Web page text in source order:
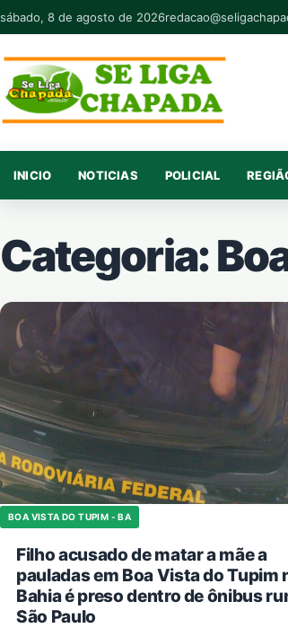
Pular para o conteúdo
sábado, 8 de agosto de 2026
INICIO NOTICIAS POLICIAL
Categoria:
BOA VISTA DO TUPIM - BA
Filho acusado de matar a mãe a
pauladas em Boa Vista do Tupim
Bahia é preso dentro de ônibus
São Paulo